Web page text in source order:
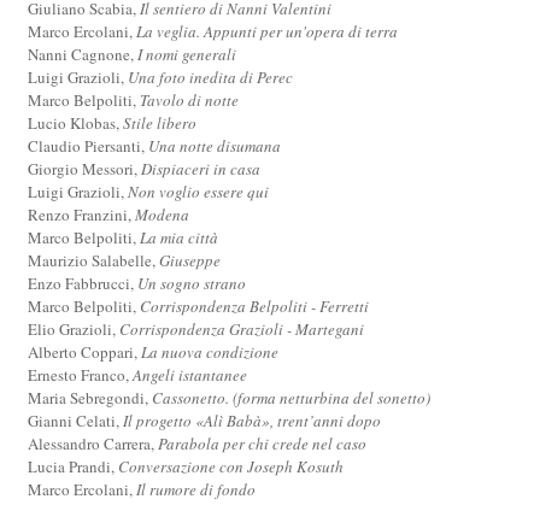
Giuliano Scabia,Il sentiero di Nanni Valentini
Marco Ercolani,La veglia. Appunti per un'opera di terra
Nanni Cagnone,I nomi generali
Luigi Grazioli, Una foto inedita di Perec
Marco Belpoliti, Tavolo di notte
Lucio Klobas,Stile libero
Claudio Piersanti, Una notte disumana
Giorgio Messori,Dispiaceri in casa
Luigi Grazioli,Non voglio essere qui
Renzo Franzini,Modena
Marco Belpoliti,La mia città
Maurizio Salabelle,Giuseppe
Enzo Fabbrucci, Un sogno strano
Marco Belpoliti, Corrispondenza Belpoliti - Ferretti
Elio Grazioli, Corrispondenza Grazioli - Martegani
Alberto Coppari,La nuova condizione
Ernesto Franco,Angeli istantanee
Maria Sebregondi, Cassonetto. (forma netturbina del sonetto)
Gianni Celati,Il progetto «Alì Babà», trent’anni dopo
Alessandro Carrera,Parabola per chi crede nel caso
Lucia Prandi, Conversazione con Joseph Kosuth
Marco Ercolani,Il rumore di fondo